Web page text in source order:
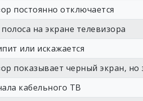
постоянно отключается
на экране телевизора
или искажается
показывает черный экран, но
кабельного ТВ